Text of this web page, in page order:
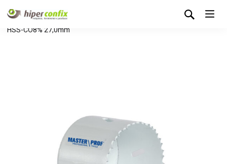
Início Loja Hipertintas
Serra Craneana
HSS-CO8% 27,0mm